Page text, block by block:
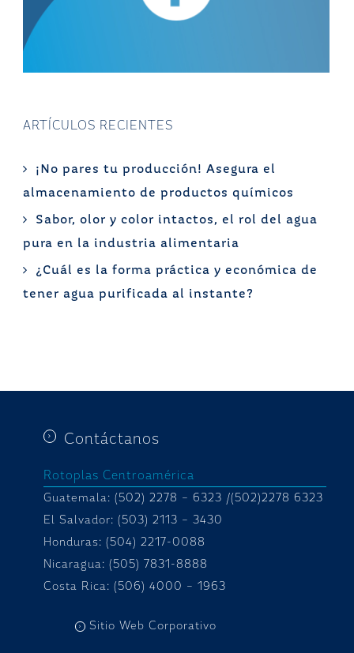
ARTÍCULOS RECIENTES
¡No pares tu producción! Asegura el
almacenamiento de productos químicos
Sabor, olor y color intactos, el rol del agua
pura en la industria alimentaria
¿Cuál es la forma práctica y económica de
tener agua purificada al instante?
Contáctanos
Rotoplas Centroamérica
Guatemala: (502) 2278 – 6323 /(502)2278 6323
El Salvador: (503) 2113 – 3430
Honduras: (504) 2217-0088
Nicaragua: (505) 7831-8888
Costa Rica: (506) 4000 – 1963
Sitio Web Corporativo